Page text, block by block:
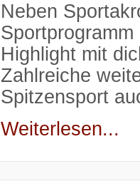
Neben
Highlight mit
Zahlreiche
Spitzensport
Weiterlesen...